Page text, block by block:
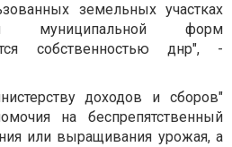
земельных участках
и муниципальной форм
собственностью днр", -
доходов и сборов"
на беспрепятственный
или выращивания урожая, а